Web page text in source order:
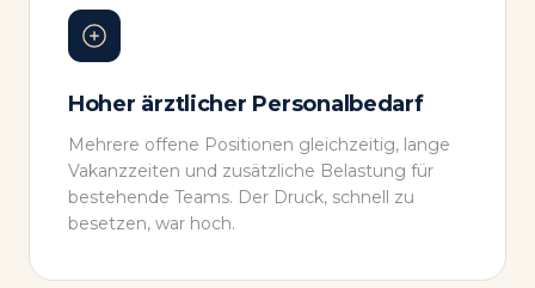
Hoher ärztlicher Personalbedarf
Mehrere offene Positionen gleichzeitig, lange
Vakanzzeiten und zusätzliche Belastung für
bestehende Teams. Der Druck, schnell zu
besetzen, war hoch.